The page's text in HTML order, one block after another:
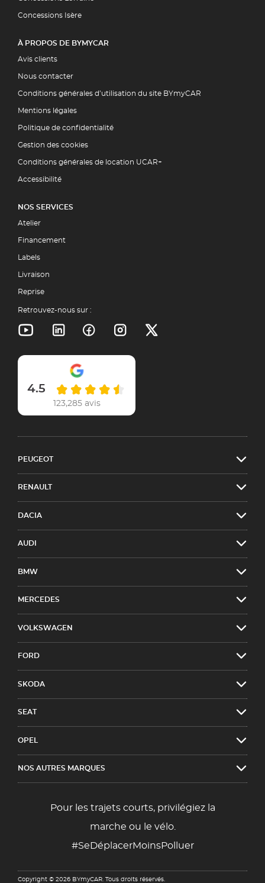
Concessions Isère
À PROPOS DE BYMYCAR
Avis clients
Nous contacter
Conditions générales d’utilisation du site BYmyCAR
Mentions légales
Politique de confidentialité
Gestion des cookies
Conditions générales de location UCAR+
Accessibilité
NOS SERVICES
Atelier
Financement
Labels
Livraison
Reprise
Retrouvez-nous sur :
4.5
123,285 avis
PEUGEOT
RENAULT
DACIA
AUDI
BMW
MERCEDES
VOLKSWAGEN
FORD
SKODA
SEAT
OPEL
NOS AUTRES MARQUES
Pour les trajets courts, privilégiez la
marche ou le vélo.
#SeDéplacerMoinsPolluer
Copyright © 2026 BYmyCAR. Tous droits réservés.